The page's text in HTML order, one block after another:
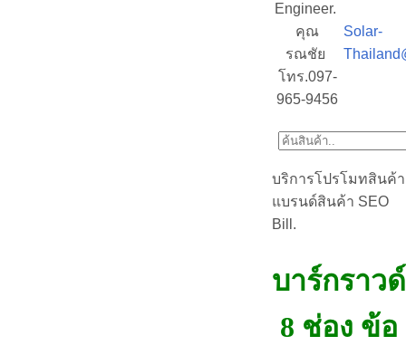
Engineer.
คุณ
รณชัย
โทร.097-
965-9456
Solar-
บริการโปรโมทสินค้า
แบรนด์สินค้า SEO
Bill.
บาร์กราวด์
8 ช่อง ข้อ